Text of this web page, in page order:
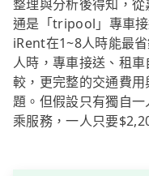
整理與分析後得知，
通是「tripool」專車接
iRent在1~8人時能最
人時，專車接送、租
較，更完整的交通費
題。但假設只有獨自
乘服務，一人只要